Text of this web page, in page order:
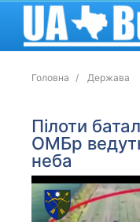
Головна Держава
Пілоти
ОМБр
неба